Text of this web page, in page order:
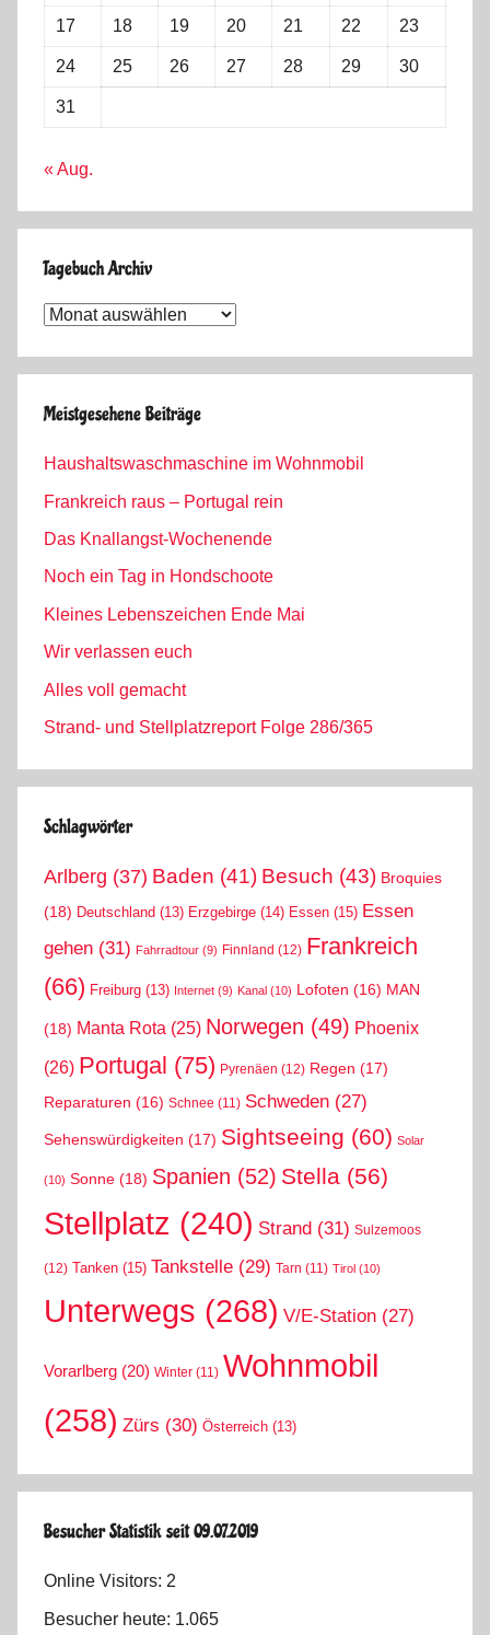
17 18 19 20 21 22 23
24 25 26 27 28 29 30
31
« Aug.
Tagebuch Archiv
Tagebuch
Meistgesehene Beiträge
Haushaltswaschmaschine im Wohnmobil
Frankreich raus – Portugal rein
Das Knallangst-Wochenende
Noch ein Tag in Hondschoote
Kleines Lebenszeichen Ende Mai
Wir verlassen euch
Alles voll gemacht
Strand- und Stellplatzreport Folge 286/365
Schlagwörter
Arlberg (37) Baden (41) Besuch (43) Broquies
(18) Deutschland (13) Erzgebirge (14) Essen (15) Essen
gehen (31) Fahrradtour (9) Finnland (12) Frankreich
(66) Freiburg (13) Internet (9) Kanal (10) Lofoten (16) MAN
(18) Manta Rota (25) Norwegen (49) Phoenix
(26) Portugal (75) Pyrenäen (12) Regen (17)
Reparaturen (16) Schnee (11) Schweden (27)
Sehenswürdigkeiten (17) Sightseeing (60) Solar
(10) Sonne (18) Spanien (52) Stella (56)
Stellplatz (240) Strand (31) Sulzemoos
(12) Tanken (15) Tankstelle (29) Tarn (11) Tirol (10)
Unterwegs (268) V/E-Station (27)
Vorarlberg (20) Winter (11) Wohnmobil
(258) Zürs (30) Österreich (13)
Besucher Statistik seit 09.07.2019
Online Visitors: 2
Besucher heute: 1.065